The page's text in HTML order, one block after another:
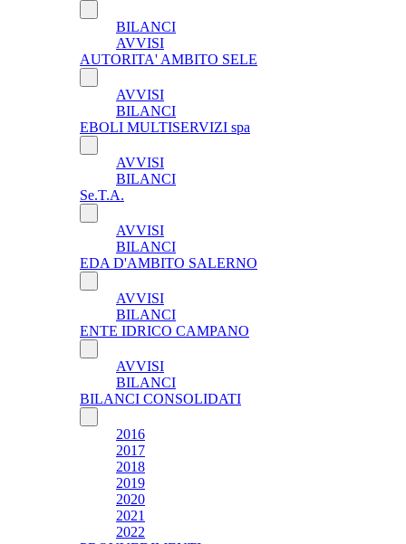
BILANCI
AVVISI
AUTORITA' AMBITO SELE
AVVISI
BILANCI
EBOLI MULTISERVIZI spa
AVVISI
BILANCI
Se.T.A.
AVVISI
BILANCI
EDA D'AMBITO SALERNO
AVVISI
BILANCI
ENTE IDRICO CAMPANO
AVVISI
BILANCI
BILANCI CONSOLIDATI
2016
2017
2018
2019
2020
2021
2022